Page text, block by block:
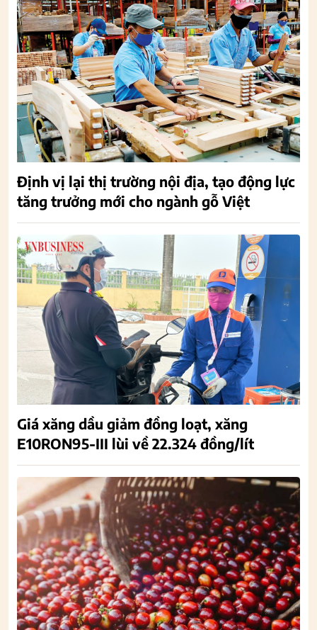
Định vị lại thị trường nội địa, tạo động lực
tăng trưởng mới cho ngành gỗ Việt
Giá xăng dầu giảm đồng loạt, xăng
E10RON95-III lùi về 22.324 đồng/lít